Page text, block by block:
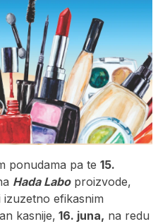
ponudama pa te 15.
Hada Laboproizvode,
efikasnim
kasnije, 16. juna, na redu